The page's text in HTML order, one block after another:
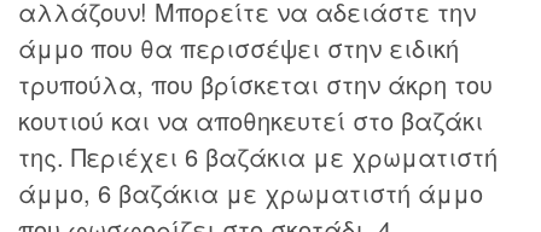
αλλάζουν! Μπορείτε να αδειάστε την
άμμο που θα περισσέψει στην ειδική
τρυπούλα, που βρίσκεται στην άκρη του
κουτιού και να αποθηκευτεί στο βαζάκι
της. Περιέχει 6 βαζάκια με χρωματιστή
άμμο, 6 βαζάκια με χρωματιστή άμμο